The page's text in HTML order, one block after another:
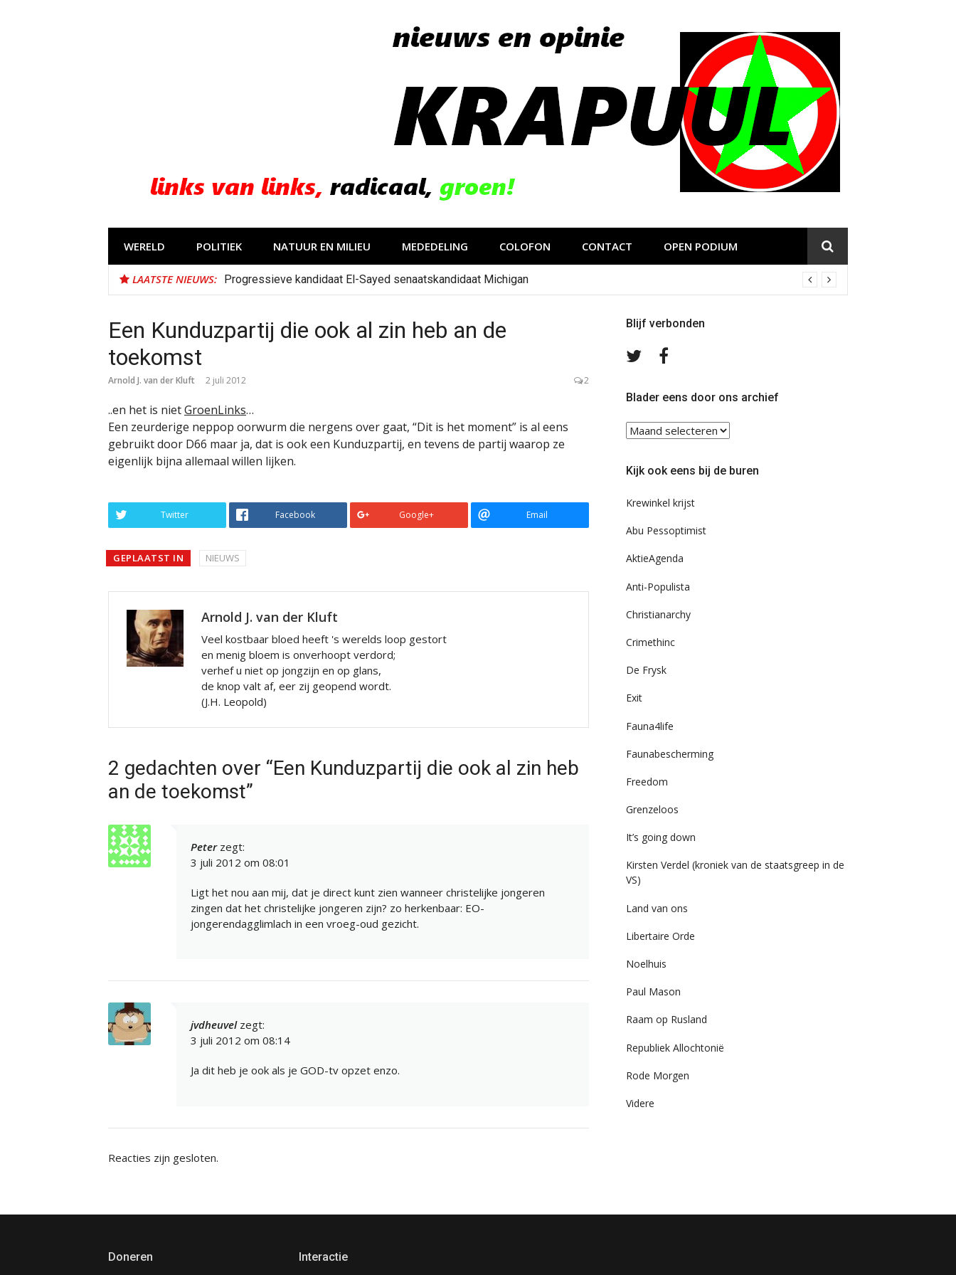
WERELD POLITIEK NATUUR EN MILIEU MEDEDELING COLOFON CONTACT OPEN PODIUM
LAATSTE NIEUWS: Progressieve kandidaat El-Sayed senaatskandidaat Michigan
Een Kunduzpartij die ook al zin heb an de
toekomst
Arnold J. van der Kluft 2 juli 2012 2
..en het is nietGroenLinks…
Een zeurderige neppop oorwurm die nergens over gaat, “Dit is het moment” is al eens
gebruikt door D66 maar ja, dat is ook een Kunduzpartij, en tevens de partij waarop ze
eigenlijk bijna allemaal willen lijken.
Twitter Facebook Google+ Email
GEPLAATST IN NIEUWS
Arnold J. van der Kluft
Veel kostbaar bloed heeft 's werelds loop gestort
en menig bloem is onverhoopt verdord;
verhef u niet op jongzijn en op glans,
de knop valt af, eer zij geopend wordt.
(J.H. Leopold)
2 gedachten over “Een Kunduzpartij die ook al zin heb
an de toekomst”
Peter zegt:
3 juli 2012 om 08:01
Ligt het nou aan mij, dat je direct kunt zien wanneer christelijke jongeren
zingen dat het christelijke jongeren zijn? zo herkenbaar: EO-
jongerendagglimlach in een vroeg-oud gezicht.
jvdheuvel zegt:
3 juli 2012 om 08:14
Ja dit heb je ook als je GOD-tv opzet enzo.
Reacties zijn gesloten.
Blijf verbonden
Volg
TwitterFacebook
Blader eens door ons archief
Blader
eens
ons
Kijk ook eens bij de buren
Krewinkel krijst
Abu Pessoptimist
AktieAgenda
Anti-Populista
Christianarchy
Crimethinc
De Frysk
Exit
Fauna4life
Faunabescherming
Freedom
Grenzeloos
It’s going down
Kirsten Verdel (kroniek van de staatsgreep in de
VS)
Land van ons
Libertaire Orde
Noelhuis
Paul Mason
Raam op Rusland
Republiek Allochtonië
Rode Morgen
Videre
Doneren Interactie